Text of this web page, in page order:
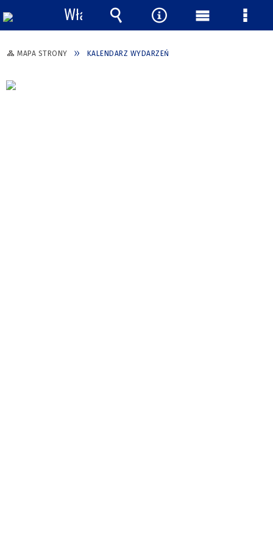
MAPA STRONY KALENDARZ WYDARZEŃ
Włącz
powiadomienia
Wyszukiwarka
Narzędzia
Menu Menu